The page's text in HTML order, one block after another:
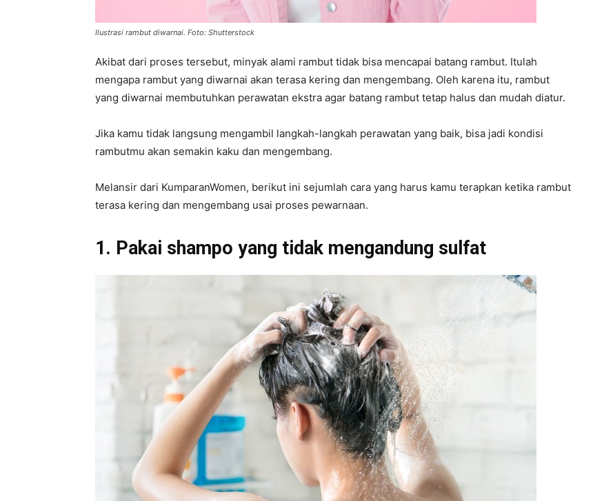
Ilustrasi rambut diwarnai. Foto: Shutterstock
Akibat dari proses tersebut, minyak alami rambut tidak bisa mencapai batang rambut. Itulah
mengapa rambut yang diwarnai akan terasa kering dan mengembang. Oleh karena itu, rambut
yang diwarnai membutuhkan perawatan ekstra agar batang rambut tetap halus dan mudah diatur.
Jika kamu tidak langsung mengambil langkah-langkah perawatan yang baik, bisa jadi kondisi
rambutmu akan semakin kaku dan mengembang.
Melansir dari KumparanWomen, berikut ini sejumlah cara yang harus kamu terapkan ketika rambut
terasa kering dan mengembang usai proses pewarnaan.
1. Pakai shampo yang tidak mengandung sulfat